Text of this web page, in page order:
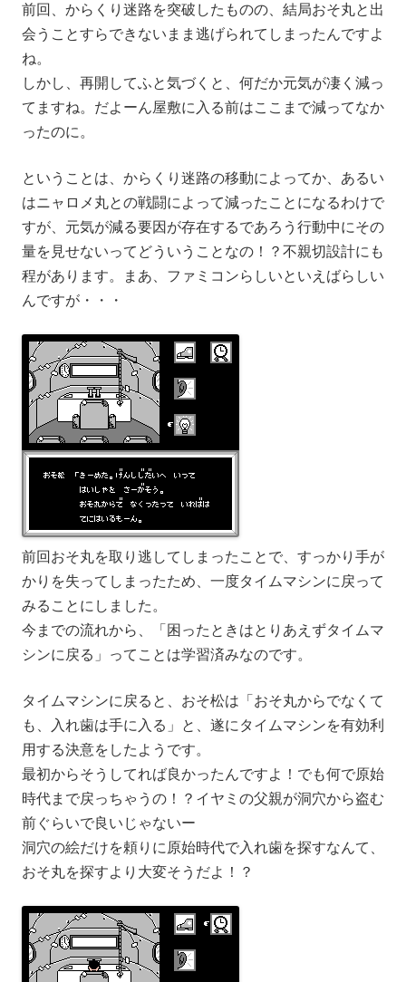
前回、からくり迷路を突破したものの、結局おそ丸と出
会うことすらできないまま逃げられてしまったんですよ
ね。
しかし、再開してふと気づくと、何だか元気が凄く減っ
てますね。だよーん屋敷に入る前はここまで減ってなか
ったのに。
ということは、からくり迷路の移動によってか、あるい
はニャロメ丸との戦闘によって減ったことになるわけで
すが、元気が減る要因が存在するであろう行動中にその
量を見せないってどういうことなの！？不親切設計にも
程があります。まあ、ファミコンらしいといえばらしい
んですが・・・
前回おそ丸を取り逃してしまったことで、すっかり手が
かりを失ってしまったため、一度タイムマシンに戻って
みることにしました。
今までの流れから、「困ったときはとりあえずタイムマ
シンに戻る」ってことは学習済みなのです。
タイムマシンに戻ると、おそ松は「おそ丸からでなくて
も、入れ歯は手に入る」と、遂にタイムマシンを有効利
用する決意をしたようです。
最初からそうしてれば良かったんですよ！でも何で原始
時代まで戻っちゃうの！？イヤミの父親が洞穴から盗む
前ぐらいで良いじゃないー
洞穴の絵だけを頼りに原始時代で入れ歯を探すなんて、
おそ丸を探すより大変そうだよ！？